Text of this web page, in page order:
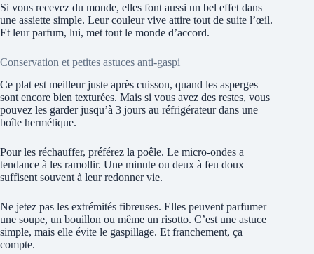
Si vous recevez du monde, elles font aussi un bel effet dans
une assiette simple. Leur couleur vive attire tout de suite l’œil.
Et leur parfum, lui, met tout le monde d’accord.
Conservation et petites astuces anti-gaspi
Ce plat est meilleur juste après cuisson, quand les asperges
sont encore bien texturées. Mais si vous avez des restes, vous
pouvez les garder jusqu’à 3 jours au réfrigérateur dans une
boîte hermétique.
Pour les réchauffer, préférez la poêle. Le micro-ondes a
tendance à les ramollir. Une minute ou deux à feu doux
suffisent souvent à leur redonner vie.
Ne jetez pas les extrémités fibreuses. Elles peuvent parfumer
une soupe, un bouillon ou même un risotto. C’est une astuce
simple, mais elle évite le gaspillage. Et franchement, ça
compte.